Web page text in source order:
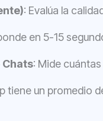
: Evalúa la
en 5-15
Chats: Mide
tiene un promedio